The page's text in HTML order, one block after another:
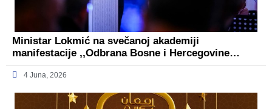
Ministar Lokmić na svečanoj akademiji
manifestacije ,,Odbrana Bosne i Hercegovine…
4 Juna, 2026